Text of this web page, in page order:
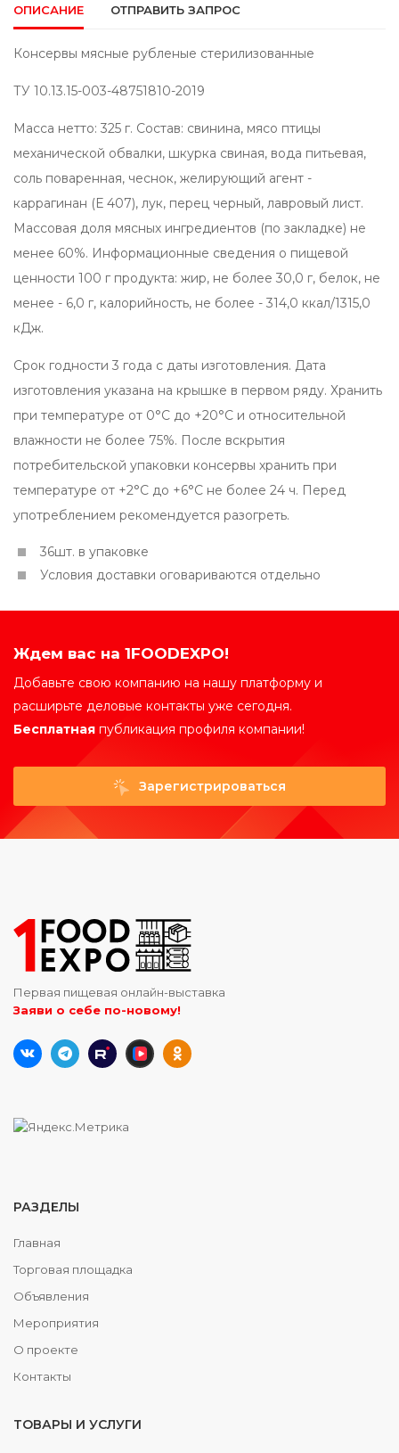
ОПИСАНИЕ ОТПРАВИТЬ ЗАПРОС
Консервы мясные рубленые стерилизованные
ТУ 10.13.15-003-48751810-2019
Масса нетто: 325 г. Состав: свинина, мясо птицы
механической обвалки, шкурка свиная, вода питьевая,
соль поваренная, чеснок, желирующий агент -
каррагинан (Е 407), лук, перец черный, лавровый лист.
Массовая доля мясных ингредиентов (по закладке) не
менее 60%. Информационные сведения о пищевой
ценности 100 г продукта: жир, не более 30,0 г, белок, не
менее - 6,0 г, калорийность, не более - 314,0 ккал/1315,0
кДж.
Срок годности 3 года с даты изготовления. Дата
изготовления указана на крышке в первом ряду. Хранить
при температуре от 0°С до +20°С и относительной
влажности не более 75%. После вскрытия
потребительской упаковки консервы хранить при
температуре от +2°С до +6°С не более 24 ч. Перед
употреблением рекомендуется разогреть.
36шт. в упаковке
Условия доставки оговариваются отдельно
Ждем вас на 1FOODEXPO!
Добавьте свою компанию на нашу платформу и
расширьте деловые контакты уже сегодня.
Бесплатная публикация профиля компании!
Зарегистрироваться
Первая пищевая онлайн-выставка
Заяви о себе по-новому!
РАЗДЕЛЫ
Главная
Торговая площадка
Объявления
Мероприятия
О проекте
Контакты
ТОВАРЫ И УСЛУГИ